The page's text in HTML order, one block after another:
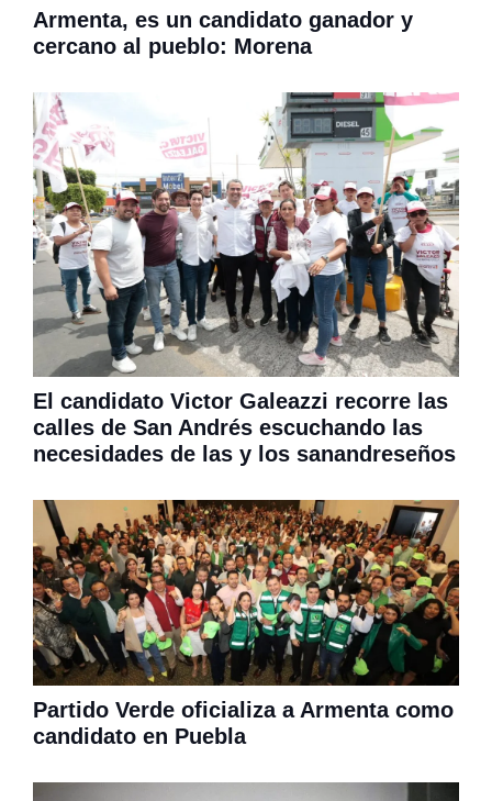
Armenta, es un candidato ganador y
cercano al pueblo: Morena
El candidato Victor Galeazzi recorre las
calles de San Andrés escuchando las
necesidades de las y los sanandreseños
Partido Verde oficializa a Armenta como
candidato en Puebla